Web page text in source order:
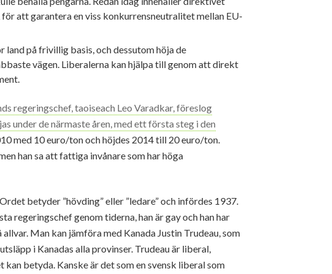
att garantera en viss konkurrensneutralitet mellan EU-
på frivillig basis, och dessutom höja de
vägen. Liberalerna kan hjälpa till genom att direkt
regeringschef, taoiseach Leo Varadkar, föreslog
under de närmaste åren, med ett första steg i den
med 10 euro/ton och höjdes 2014 till 20 euro/ton.
han sa att fattiga invånare som har höga
betyder ”hövding” eller ”ledare” och infördes 1937.
regeringschef genom tiderna, han är gay och han har
Man kan jämföra med Kanada Justin Trudeau, som
i Kanadas alla provinser. Trudeau är liberal,
betyda. Kanske är det som en svensk liberal som